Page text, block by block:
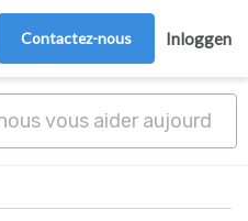
Contactez-nous Inloggen